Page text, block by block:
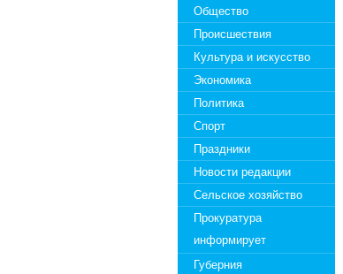
Общество
Происшествия
Культура и искусство
Экономика
Политика
Спорт
Праздники
Новости редакции
Сельское хозяйство
Прокуратура
информирует
Губерния